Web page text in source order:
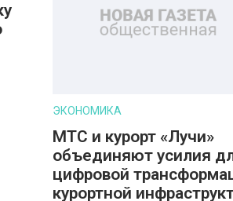
ЭКОНОМИКА
МТС и курорт «Лучи»
объединяют усилия
цифровой
курортной